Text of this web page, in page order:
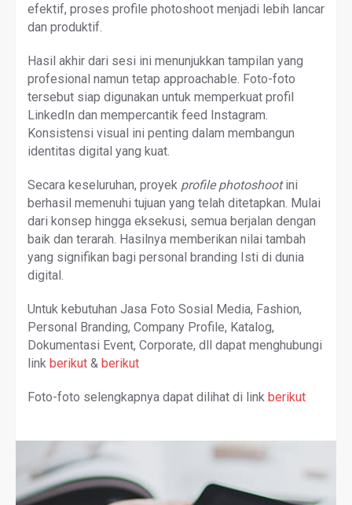
efektif, proses profile photoshoot menjadi lebih lancar
dan produktif.
Hasil akhir dari sesi ini menunjukkan tampilan yang
profesional namun tetap approachable. Foto-foto
tersebut siap digunakan untuk memperkuat profil
LinkedIn dan mempercantik feed Instagram.
Konsistensi visual ini penting dalam membangun
identitas digital yang kuat.
Secara keseluruhan, proyek profile photoshootini
berhasil memenuhi tujuan yang telah ditetapkan. Mulai
dari konsep hingga eksekusi, semua berjalan dengan
baik dan terarah. Hasilnya memberikan nilai tambah
yang signifikan bagi personal branding Isti di dunia
digital.
Untuk kebutuhan Jasa Foto Sosial Media, Fashion,
Personal Branding, Company Profile, Katalog,
Dokumentasi Event, Corporate, dll dapat menghubungi
link berikut & berikut
Foto-foto selengkapnya dapat dilihat di link berikut